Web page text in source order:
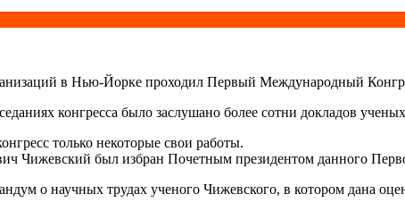
в Нью-Йорке проходил Первый Международный
конгресса было заслушано более сотни докладов
только некоторые свои работы.
Чижевский был избран Почетным президентом данного
о научных трудах ученого Чижевского, в котором дана